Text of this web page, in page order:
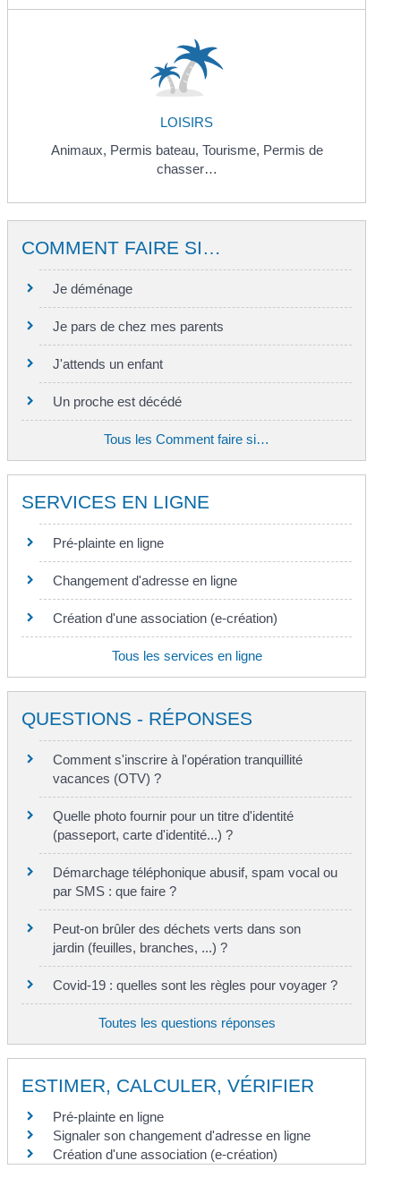
LOISIRS
Animaux, Permis bateau, Tourisme, Permis de
chasser…
COMMENT FAIRE SI…
Je déménage
Je pars de chez mes parents
J'attends un enfant
Un proche est décédé
Tous les Comment faire si…
SERVICES EN LIGNE
Pré-plainte en ligne
Changement d'adresse en ligne
Création d'une association (e-création)
Tous les services en ligne
QUESTIONS - RÉPONSES
Comment s'inscrire à l'opération tranquillité
vacances (OTV) ?
Quelle photo fournir pour un titre d'identité
(passeport, carte d'identité...) ?
Démarchage téléphonique abusif, spam vocal ou
par SMS : que faire ?
Peut-on brûler des déchets verts dans son
jardin (feuilles, branches, ...) ?
Covid-19 : quelles sont les règles pour voyager ?
Toutes les questions réponses
ESTIMER, CALCULER, VÉRIFIER
Pré-plainte en ligne
Signaler son changement d'adresse en ligne
Création d'une association (e-création)